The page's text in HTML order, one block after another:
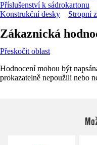
Příslušenství k sádrokartonu
Konstrukční desky
Stropní
Zákaznická
Přeskočit oblast
Hodnocení mohou být
prokazatelně nepoužili nebo